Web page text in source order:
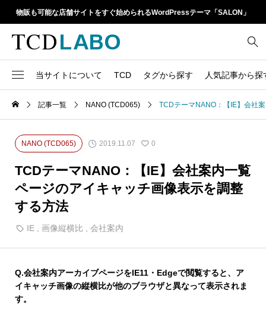
物販も可能な店舗サイトをすぐ始められるWordPressテーマ「SALON」
当サイトについて TCD タグから探す 人気記事から探
1カラム
Google Map
h1
iframe
meta description
retinaディスプレイ
SNSアイコン
TCD LABOとは
TCDテーマ一覧
ファイルの編集方法
WordPressテーマ比較
人気ランキング
アップデート情報
よくあるご質問
記事一覧 NANO (TCD065) TCDテーマNANO：【IE】会社
NANO (TCD065) 2019.11.07 0
TCDテーマNANO：【IE】会社案内一覧
ページのアイキャッチ画像表示を調整
する方法
IE , 画像縦横比 , 会社案内
Q.会社案内アーカイブページをIE11・Edgeで閲覧すると、ア
イキャッチ画像の縦横比が他のブラウザと異なって表示されま
す。